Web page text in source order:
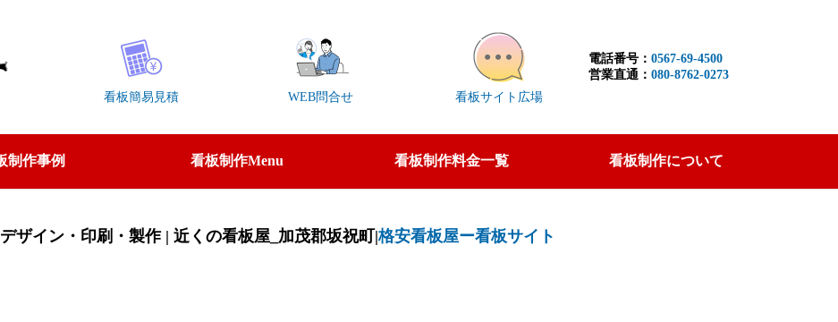
看板簡易見積 WEB問合せ 看板サイト広場
電話番号： 0567-69-4500
営業直通： 080-8762-0273
制作事例 看板制作Menu 看板制作料金一覧 看板制作について
デザイン・印刷・製作 | 近くの看板屋_加茂郡坂祝町|格安看板屋ー看板サイト